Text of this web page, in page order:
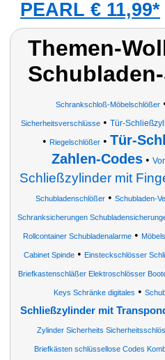
PEARL € 11,99*
Themen-
Schrankschloß-Möbelschlößer
Sicherheitsverschlüsse• Tür-
• Riegelschlößer • Tür-
Zahlen-Codes•
Schließzylinder mit
Schubladenschlößer• Schubladen-
Schranksicherungen
Rollcontainer Schubladenalarme •
Cabinet Spinde • Einsteckschlösser
Briefkastenschläßer Elektroschlösser
Keys Schränke digitales •
Schließzylinder mit
Zylinder Sicherheits
Briefkästen schlüssellose Codes